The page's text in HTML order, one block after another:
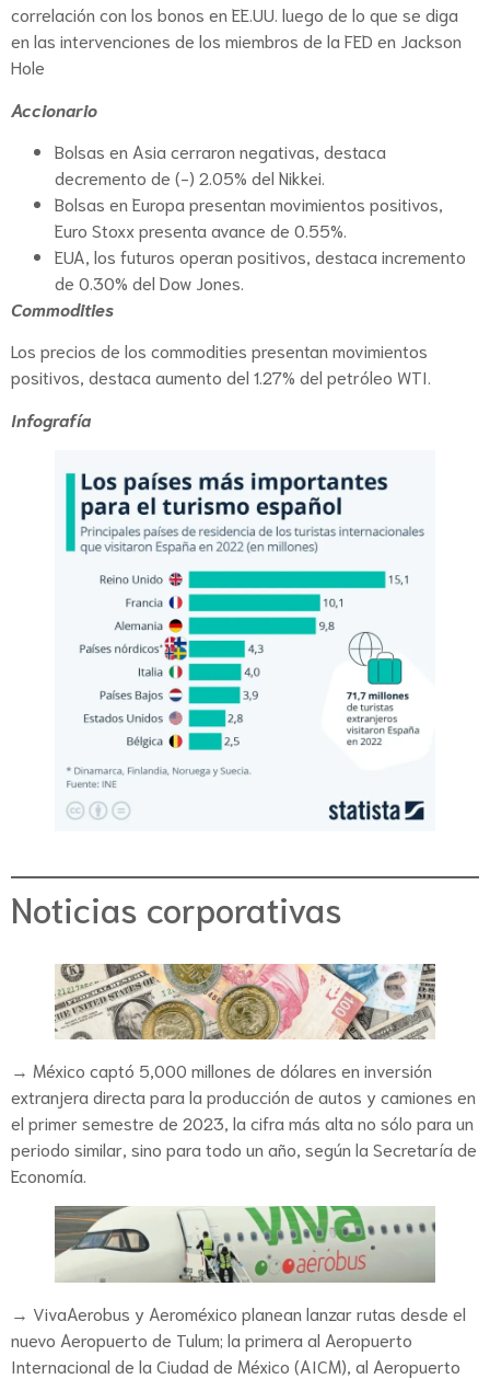
correlación con los bonos en EE.UU. luego de lo que se diga
en las intervenciones de los miembros de la FED en Jackson
Hole
Accionario
Bolsas en Asia cerraron negativas, destaca
decremento de (-) 2.05% del Nikkei.
Bolsas en Europa presentan movimientos positivos,
Euro Stoxx presenta avance de 0.55%.
EUA, los futuros operan positivos, destaca incremento
de 0.30% del Dow Jones.
Commodities
Los precios de los commodities presentan movimientos
positivos, destaca aumento del 1.27% del petróleo WTI.
Infografía
Noticias corporativas
→ México captó 5,000 millones de dólares en inversión
extranjera directa para la producción de autos y camiones en
el primer semestre de 2023, la cifra más alta no sólo para un
periodo similar, sino para todo un año, según la Secretaría de
Economía.
→ VivaAerobus y Aeroméxico planean lanzar rutas desde el
nuevo Aeropuerto de Tulum; la primera al Aeropuerto
Internacional de la Ciudad de México (AICM), al Aeropuerto